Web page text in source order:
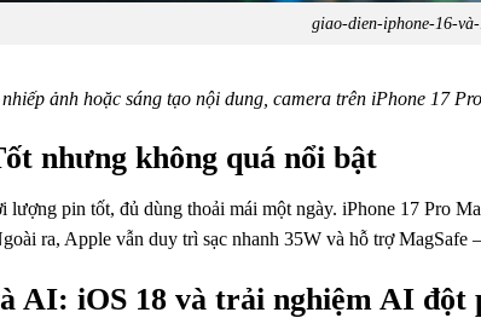
giao-dien-iphone-16-
ảnh hoặc sáng tạo nội dung, camera trên iPhone 17
nhưng không quá nổi bật
lượng pin tốt, đủ dùng thoải mái một ngày. iPhone 17 Pro
ra, Apple vẫn duy trì sạc nhanh 35W và hỗ trợ MagSafe
AI: iOS 18 và trải nghiệm AI đột